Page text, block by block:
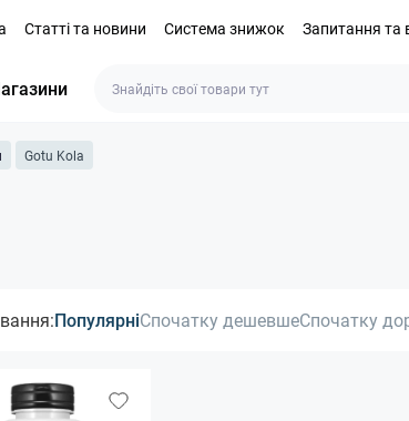
Статті та новини Система знижок Запитання та
Gotu Kola
ПопулярніСпочатку дешевшеСпочатку